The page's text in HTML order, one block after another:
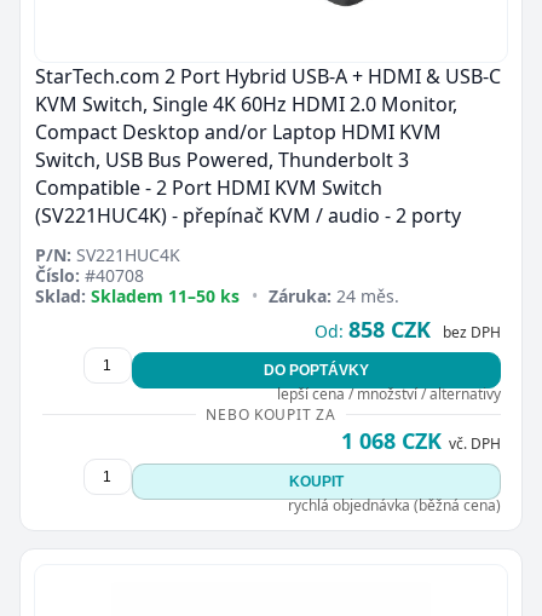
StarTech.com 2 Port Hybrid USB-A + HDMI & USB-C
KVM Switch, Single 4K 60Hz HDMI 2.0 Monitor,
Compact Desktop and/or Laptop HDMI KVM
Switch, USB Bus Powered, Thunderbolt 3
Compatible - 2 Port HDMI KVM Switch
(SV221HUC4K) - přepínač KVM / audio - 2 porty
P/N: SV221HUC4K
Číslo: #40708
Sklad: Skladem 11–50 ks • Záruka: 24 měs.
Od: 858 CZK bez DPH
DO POPTÁVKY
lepší cena / množství / alternativy
NEBO KOUPIT ZA
1 068 CZK vč. DPH
KOUPIT
rychlá objednávka (běžná cena)